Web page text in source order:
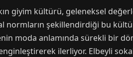
giyim kültürü, geleneksel
normların şekillendirdiği bu
moda anlamında sürekli bir
ilerliyor. Elbeyli